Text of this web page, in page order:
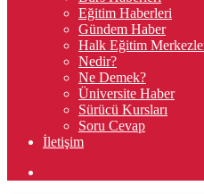
Eğitim Haberleri
Gündem Haber
Halk Eğitim
Nedir?
Ne Demek?
Üniversite Haber
Sürücü Kursları
Soru Cevap
İletişim